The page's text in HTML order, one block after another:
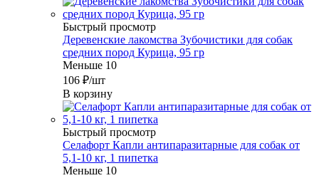
Быстрый просмотр
Деревенские лакомства Зубочистики для собак
средних пород Курица, 95 гр
Меньше 10
106 ₽/шт
В корзину
Быстрый просмотр
Селафорт Капли антипаразитарные для собак от
5,1-10 кг, 1 пипетка
Меньше 10